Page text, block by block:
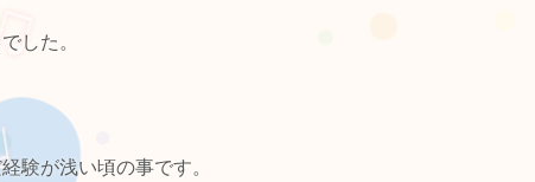
した。
験が浅い頃の事です。